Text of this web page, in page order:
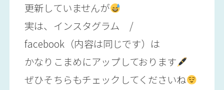
更新していませんが
実は、インスタグラム /
facebook（内容は同じです）は
かなりこまめにアップしております
ぜひそちらもチェックしてくださいね